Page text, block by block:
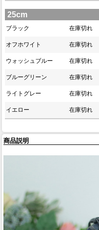
25cm
ブラック 在庫切れ
オフホワイト 在庫切れ
ウォッシュブルー 在庫切れ
ブルーグリーン 在庫切れ
ライトグレー 在庫切れ
イエロー 在庫切れ
商品説明